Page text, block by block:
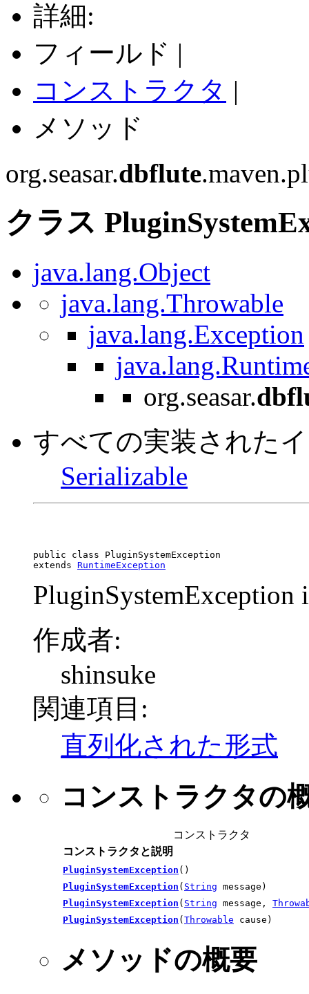
詳細:
フィールド |
コンストラクタ |
メソッド
org.seasar.dbflute
クラス
java.lang.Object
java.lang.Throwable
java.lang.Exception
org.seasar.
すべての実装された
Serializable
public class PluginSystemException
extends RuntimeException
PluginSystemException
作成者:
shinsuke
関連項目:
直列化された形式
コンストラクタの
コンストラクタ
コンストラクタと説明
PluginSystemException ()
PluginSystemException ( String message)
PluginSystemException ( String message,
PluginSystemException ( Throwable cause)
メソッドの概要